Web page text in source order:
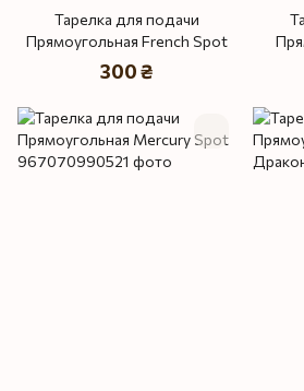
Тарелка для подачи
Прямоугольная French Spot
300 ₴